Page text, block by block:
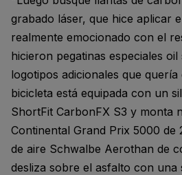
grabado láser, que hice aplicar
realmente emocionado con el
hicieron pegatinas especiales
logotipos adicionales que
bicicleta está equipada con un
ShortFit CarbonFX S3 y monta
Continental Grand Prix 5000 de
de aire Schwalbe Aerothan de
desliza sobre el asfalto con una